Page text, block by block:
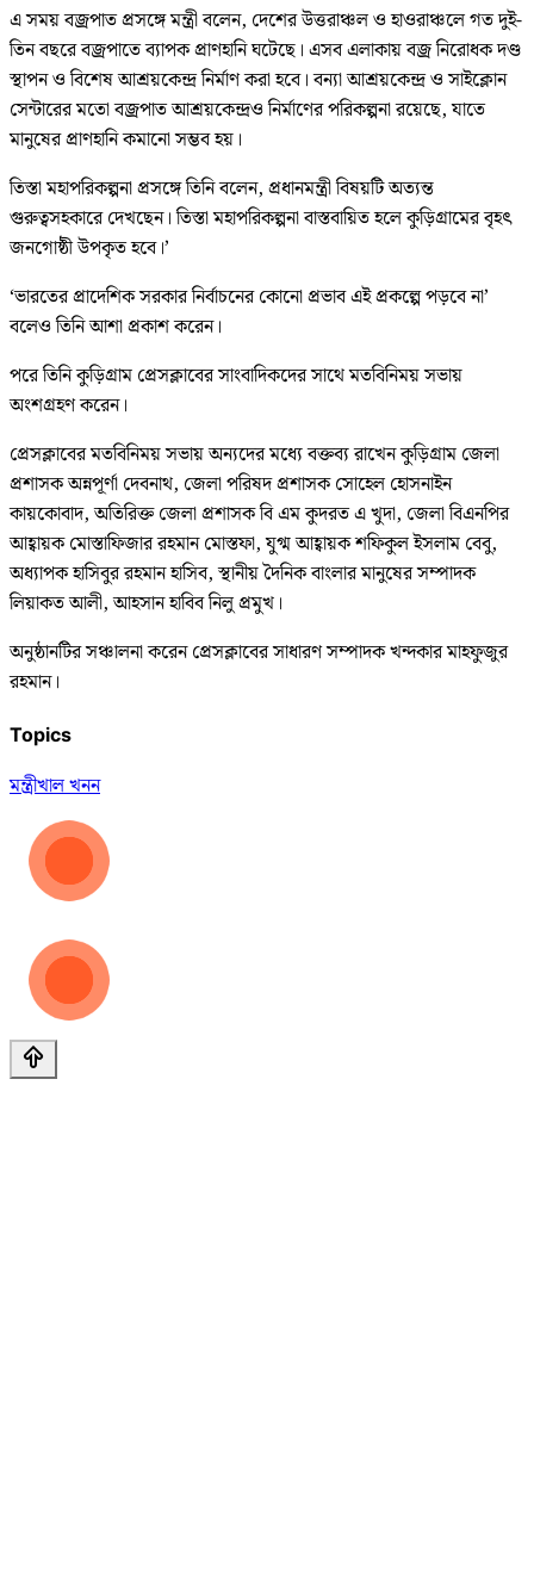
এ সময় বজ্রপাত প্রসঙ্গে মন্ত্রী বলেন, দেশের উত্তরাঞ্চল ও হাওরাঞ্চলে গত দুই-
তিন বছরে বজ্রপাতে ব্যাপক প্রাণহানি ঘটেছে। এসব এলাকায় বজ্র নিরোধক দণ্ড
স্থাপন ও বিশেষ আশ্রয়কেন্দ্র নির্মাণ করা হবে। বন্যা আশ্রয়কেন্দ্র ও সাইক্লোন
সেন্টারের মতো বজ্রপাত আশ্রয়কেন্দ্রও নির্মাণের পরিকল্পনা রয়েছে, যাতে
মানুষের প্রাণহানি কমানো সম্ভব হয়।
তিস্তা মহাপরিকল্পনা প্রসঙ্গে তিনি বলেন, প্রধানমন্ত্রী বিষয়টি অত্যন্ত
গুরুত্বসহকারে দেখছেন। তিস্তা মহাপরিকল্পনা বাস্তবায়িত হলে কুড়িগ্রামের বৃহৎ
জনগোষ্ঠী উপকৃত হবে।’
‘ভারতের প্রাদেশিক সরকার নির্বাচনের কোনো প্রভাব এই প্রকল্পে পড়বে না’
বলেও তিনি আশা প্রকাশ করেন।
পরে তিনি কুড়িগ্রাম প্রেসক্লাবের সাংবাদিকদের সাথে মতবিনিময় সভায়
অংশগ্রহণ করেন।
প্রেসক্লাবের মতবিনিময় সভায় অন্যদের মধ্যে বক্তব্য রাখেন কুড়িগ্রাম জেলা
প্রশাসক অন্নপূর্ণা দেবনাথ, জেলা পরিষদ প্রশাসক সোহেল হোসনাইন
কায়কোবাদ, অতিরিক্ত জেলা প্রশাসক বি এম কুদরত এ খুদা, জেলা বিএনপির
আহ্বায়ক মোস্তাফিজার রহমান মোস্তফা, যুগ্ম আহ্বায়ক শফিকুল ইসলাম বেবু,
অধ্যাপক হাসিবুর রহমান হাসিব, স্থানীয় দৈনিক বাংলার মানুষের সম্পাদক
লিয়াকত আলী, আহসান হাবিব নিলু প্রমুখ।
অনুষ্ঠানটির সঞ্চালনা করেন প্রেসক্লাবের সাধারণ সম্পাদক খন্দকার মাহফুজুর
রহমান।
Topics
মন্ত্রীখাল খনন